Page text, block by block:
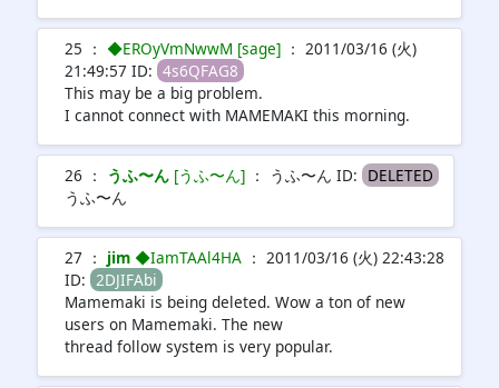
25 ： ◆EROyVmNwwM [sage] ： 2011/03/16 (火)
21:49:57 ID: 4s6QFAG8
This may be a big problem.
I cannot connect with MAMEMAKI this morning.
26 ： うふ〜ん [うふ〜ん] ： うふ〜ん ID: DELETED
うふ〜ん
27 ： jim ◆IamTAAl4HA ： 2011/03/16 (火) 22:43:28
ID: 2DJIFAbi
Mamemaki is being deleted. Wow a ton of new
users on Mamemaki. The new
thread follow system is very popular.